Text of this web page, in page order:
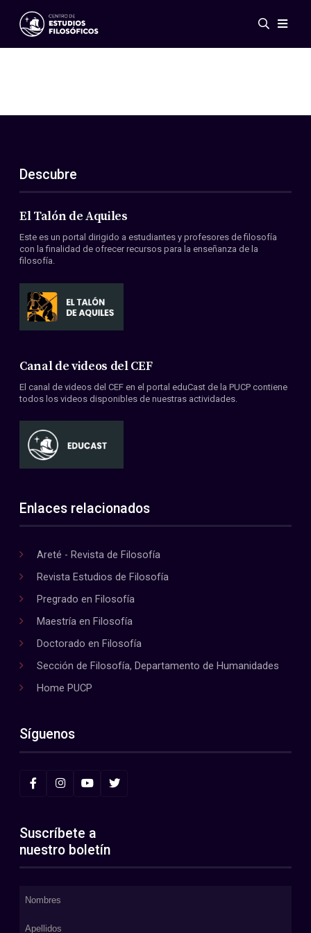
Eventos
ES
EN
Acerca de nosotros
Miembros
Convenios
Descubre
El Talón de Aquiles
Este es un portal dirigido a estudiantes y profesores de filosofía
con la finalidad de ofrecer recursos para la enseñanza de la
filosofía.
Canal de videos del CEF
El canal de videos del CEF en el portal eduCast de la PUCP contiene
todos los videos disponibles de nuestras actividades.
Enlaces relacionados
Areté - Revista de Filosofía
Revista Estudios de Filosofía
Pregrado en Filosofía
Maestría en Filosofía
Doctorado en Filosofía
Sección de Filosofía, Departamento de Humanidades
Home PUCP
Síguenos
Suscríbete a
nuestro boletín